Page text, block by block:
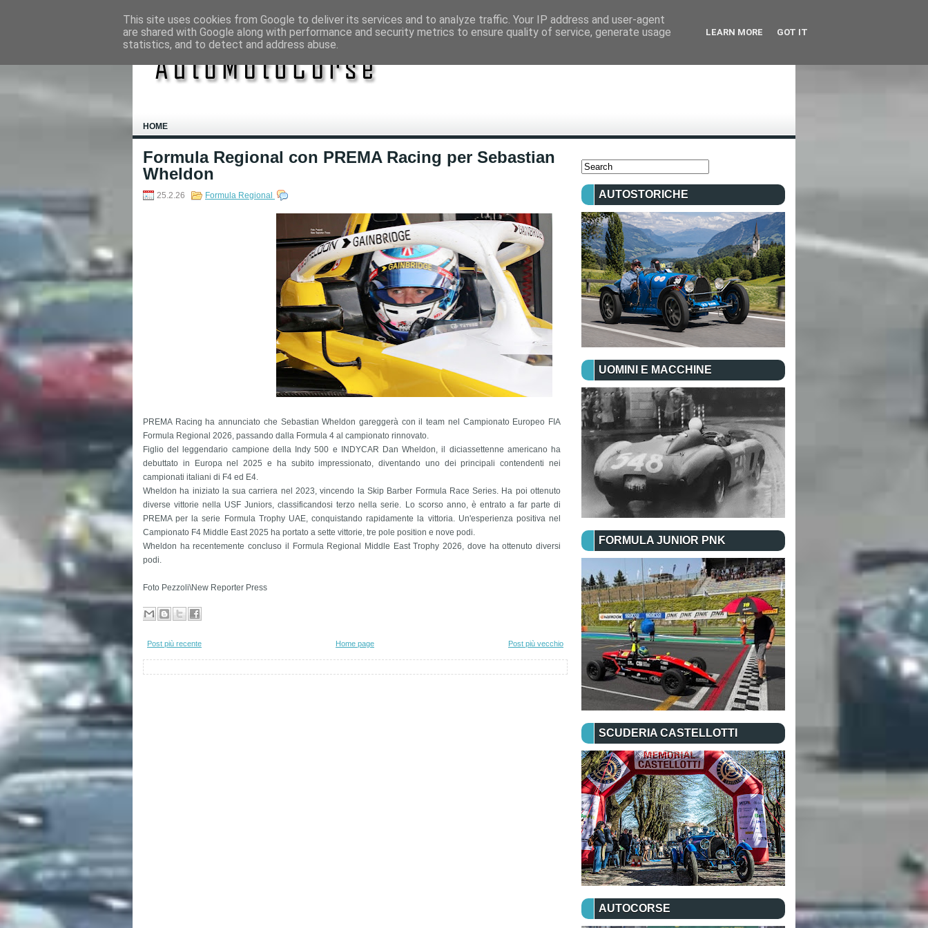
HOME
Formula Regional con PREMA Racing per Sebastian
Wheldon
25.2.26 Formula Regional
PREMA Racing ha annunciato che Sebastian Wheldon gareggerà con il team nel Campionato Europeo FIA
Formula Regional 2026, passando dalla Formula 4 al campionato rinnovato.
Figlio del leggendario campione della Indy 500 e INDYCAR Dan Wheldon, il diciassettenne americano ha
debuttato in Europa nel 2025 e ha subito impressionato, diventando uno dei principali contendenti nei
campionati italiani di F4 ed E4.
Wheldon ha iniziato la sua carriera nel 2023, vincendo la Skip Barber Formula Race Series. Ha poi ottenuto
diverse vittorie nella USF Juniors, classificandosi terzo nella serie. Lo scorso anno, è entrato a far parte di
PREMA per la serie Formula Trophy UAE, conquistando rapidamente la vittoria. Un'esperienza positiva nel
Campionato F4 Middle East 2025 ha portato a sette vittorie, tre pole position e nove podi.
Wheldon ha recentemente concluso il Formula Regional Middle East Trophy 2026, dove ha ottenuto diversi
podi.
Foto Pezzoli\New Reporter Press
Post più recente Post più vecchio
Home page
AUTOSTORICHE
UOMINI E MACCHINE
FORMULA JUNIOR PNK
SCUDERIA CASTELLOTTI
AUTOCORSE
This site uses cookies from Google to deliver its services and to analyze traffic. Your IP address and user-agent
are shared with Google along with performance and security metrics to ensure quality of service, generate usage
statistics, and to detect and address abuse.
LEARN MORE GOT IT